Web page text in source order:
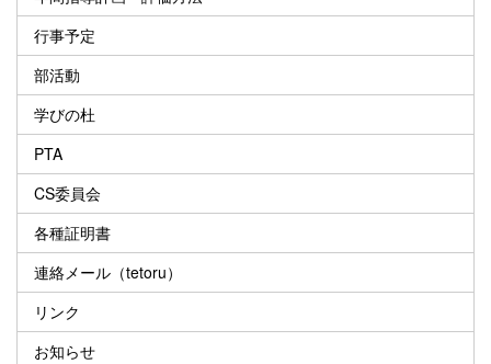
行事予定
部活動
学びの杜
PTA
CS委員会
各種証明書
連絡メール（tetoru）
リンク
お知らせ